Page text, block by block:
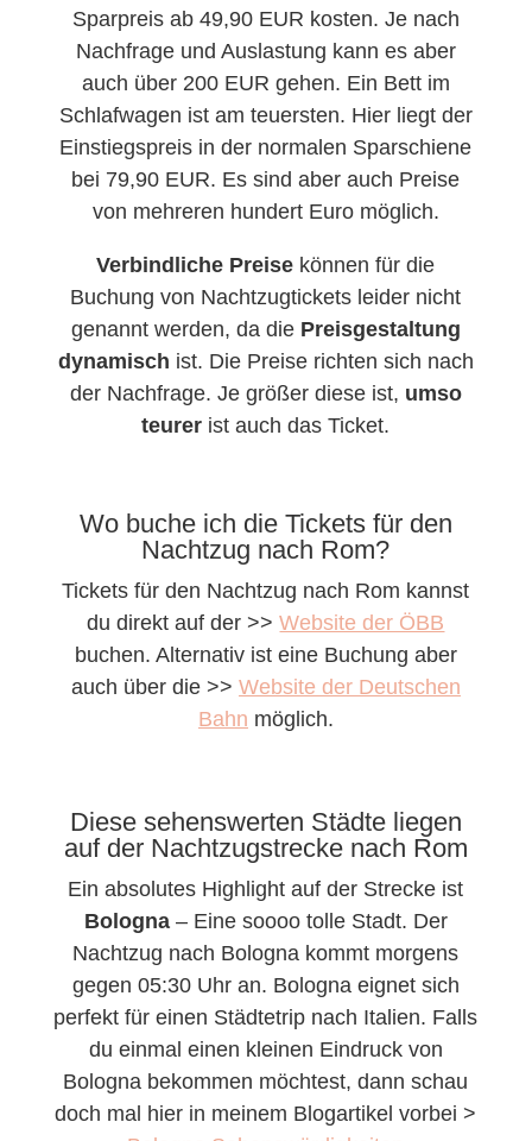
Sparpreis ab 49,90 EUR kosten. Je nach
Nachfrage und Auslastung kann es aber
auch über 200 EUR gehen. Ein Bett im
Schlafwagen ist am teuersten. Hier liegt der
Einstiegspreis in der normalen Sparschiene
bei 79,90 EUR. Es sind aber auch Preise
von mehreren hundert Euro möglich.
Verbindliche Preise können für die
Buchung von Nachtzugtickets leider nicht
genannt werden, da die Preisgestaltung
dynamisch ist. Die Preise richten sich nach
der Nachfrage. Je größer diese ist, umso
teurer ist auch das Ticket.
Wo buche ich die Tickets für den
Nachtzug nach Rom?
Tickets für den Nachtzug nach Rom kannst
du direkt auf der >>Website der ÖBB
buchen. Alternativ ist eine Buchung aber
auch über die >> Website der Deutschen
Bahn möglich.
Diese sehenswerten Städte liegen
auf der Nachtzugstrecke nach Rom
Ein absolutes Highlight auf der Strecke ist
Bologna– Eine soooo tolle Stadt. Der
Nachtzug nach Bologna kommt morgens
gegen 05:30 Uhr an. Bologna eignet sich
perfekt für einen Städtetrip nach Italien. Falls
du einmal einen kleinen Eindruck von
Bologna bekommen möchtest, dann schau
doch mal hier in meinem Blogartikel vorbei >